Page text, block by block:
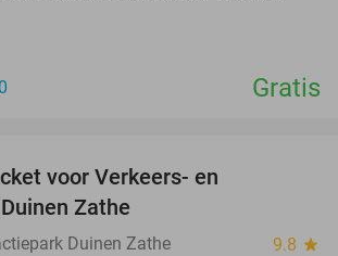
Gratis
voor Verkeers- en
Zathe
Duinen Zathe 9.8 star